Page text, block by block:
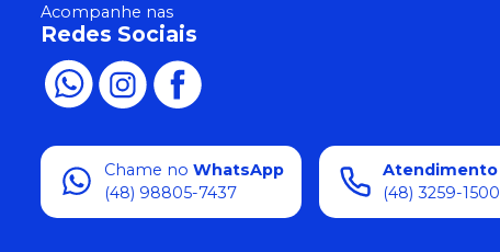
Acompanhe nas
Redes Sociais
Chame no WhatsApp
(48) 98805-7437
Atendimento
(48) 3259-1500